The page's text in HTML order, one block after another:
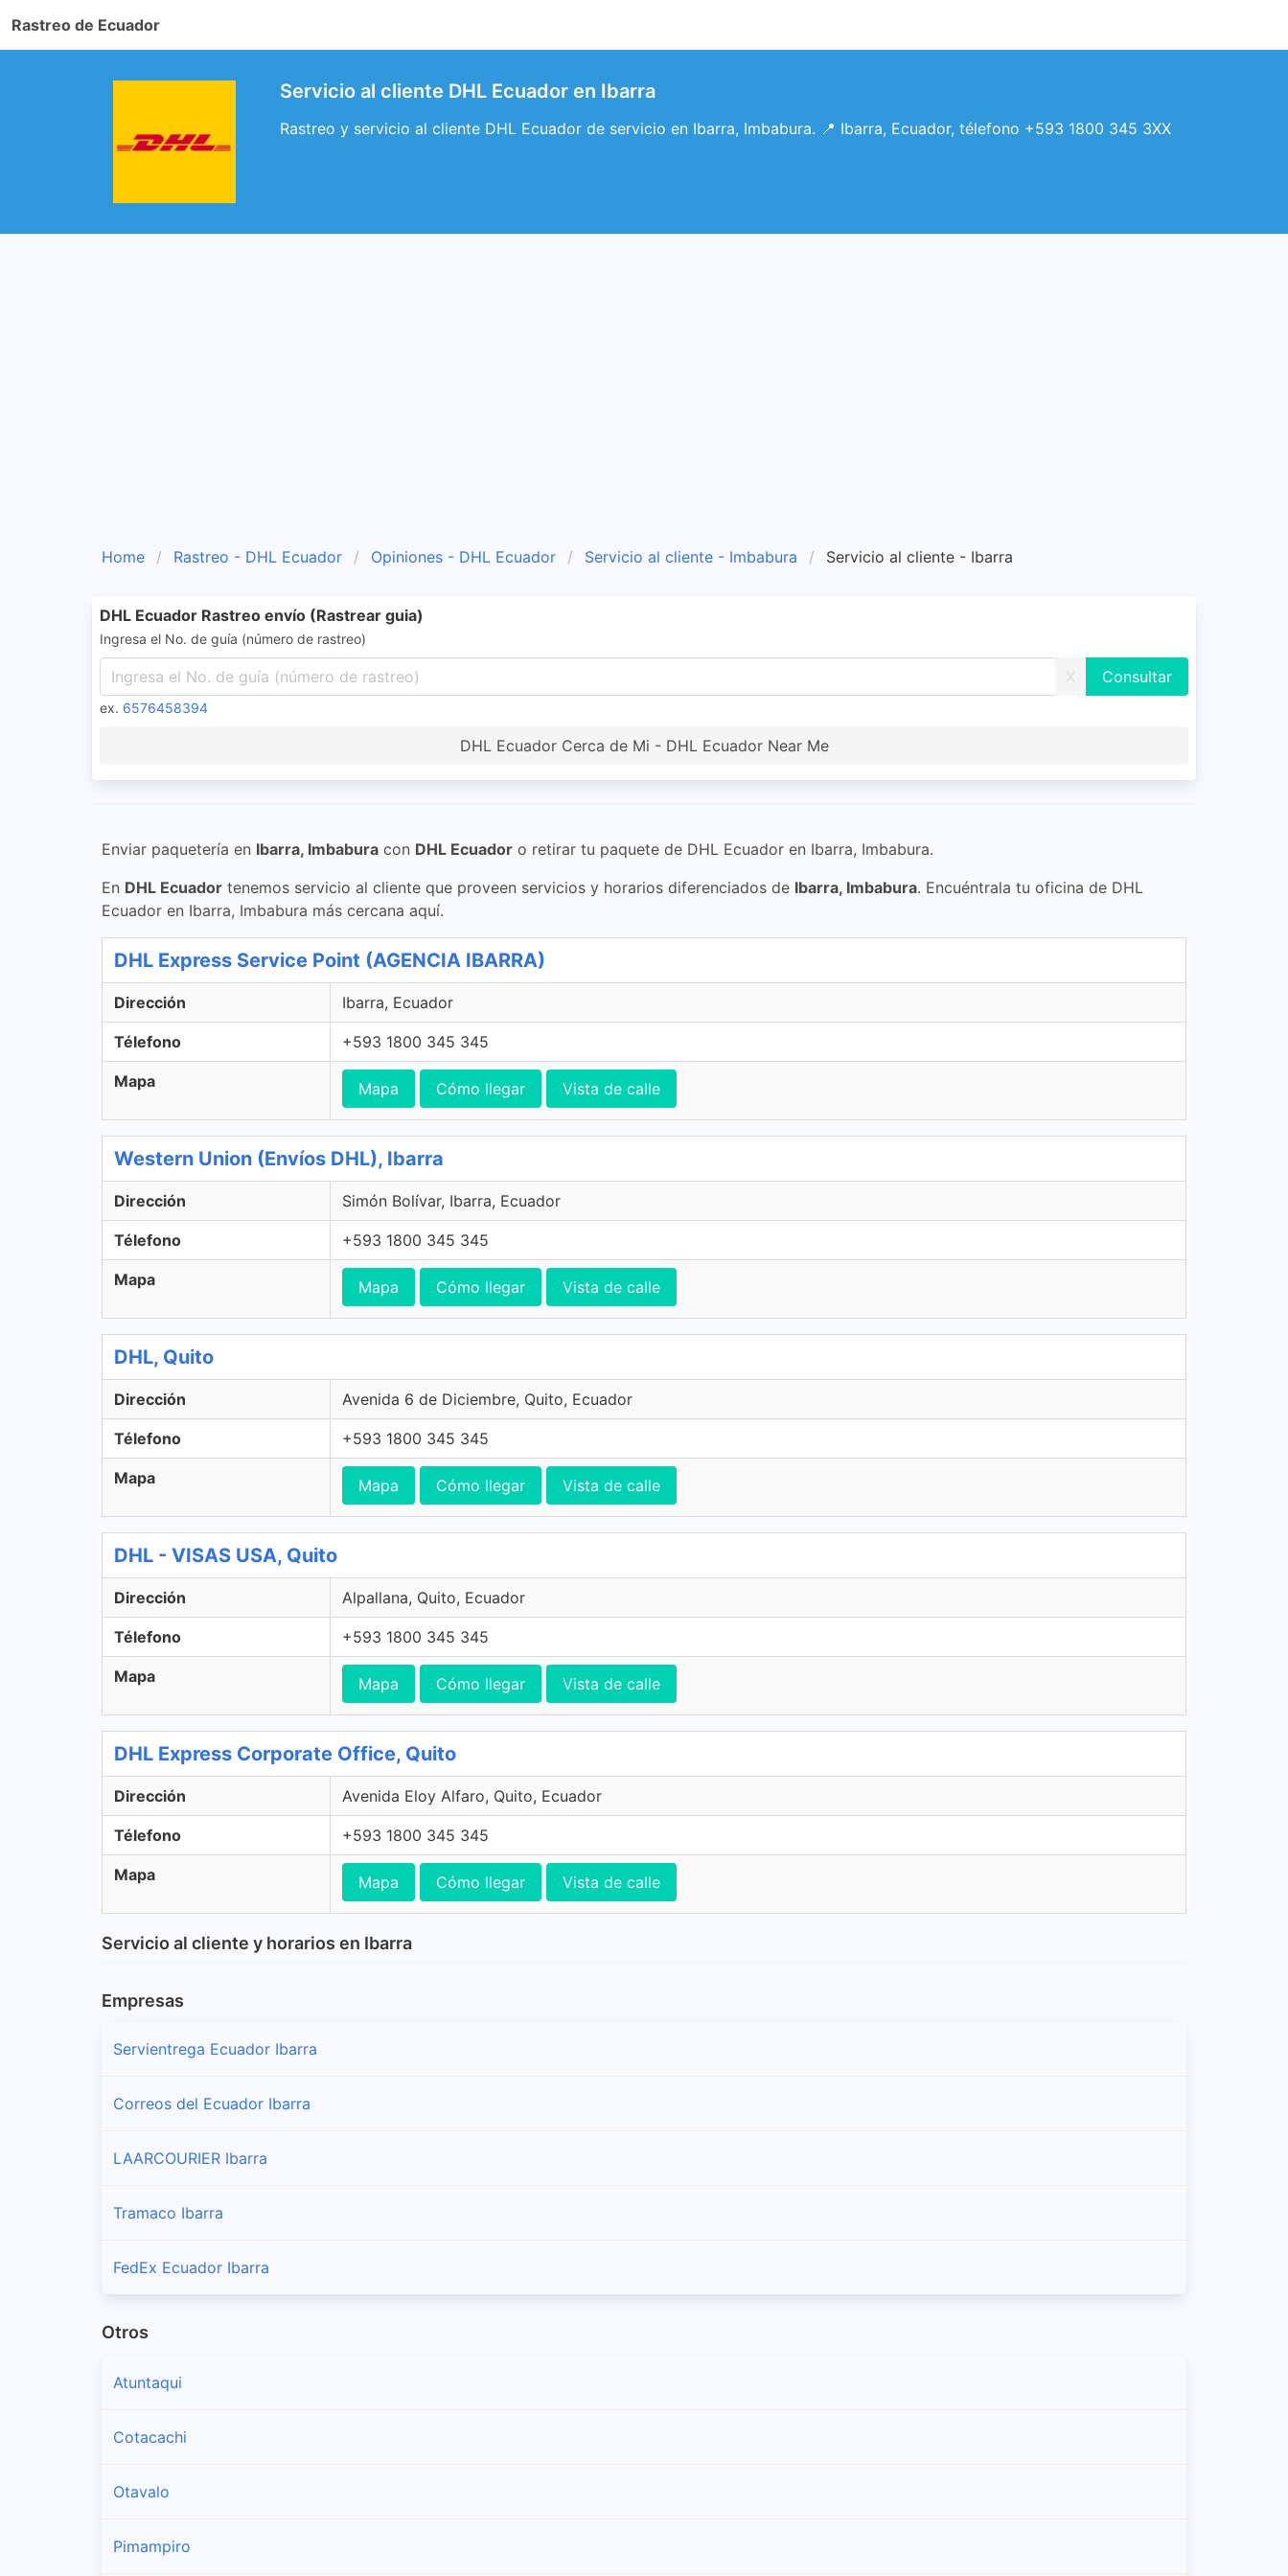
Rastreo de Ecuador
Servicio al cliente DHL Ecuador en Ibarra
Rastreo y servicio al cliente DHL Ecuador de servicio en Ibarra, Imbabura. 📍 Ibarra, Ecuador, télefono +593 1800 345 3XX
Home Rastreo - DHL Ecuador Opiniones - DHL Ecuador Servicio al cliente - Imbabura Servicio al cliente - Ibarra
DHL Ecuador Rastreo envío (Rastrear guia)
Ingresa el No. de guía (número de rastreo)
X
ex. 6576458394
DHL Ecuador Cerca de Mi - DHL Ecuador Near Me
Enviar paquetería en Ibarra, Imbabura con DHL Ecuador o retirar tu paquete de DHL Ecuador en Ibarra, Imbabura.
En DHL Ecuador tenemos servicio al cliente que proveen servicios y horarios diferenciados de Ibarra, Imbabura. Encuéntrala tu oficina de DHL
Ecuador en Ibarra, Imbabura más cercana aquí.
DHL Express Service Point (AGENCIA IBARRA)
Dirección Ibarra, Ecuador
Télefono +593 1800 345 345
Mapa Mapa Cómo llegar Vista de calle
Western Union (Envíos DHL), Ibarra
Dirección Simón Bolívar, Ibarra, Ecuador
Télefono +593 1800 345 345
Mapa Mapa Cómo llegar Vista de calle
DHL, Quito
Dirección Avenida 6 de Diciembre, Quito, Ecuador
Télefono +593 1800 345 345
Mapa Mapa Cómo llegar Vista de calle
DHL - VISAS USA, Quito
Dirección Alpallana, Quito, Ecuador
Télefono +593 1800 345 345
Mapa Mapa Cómo llegar Vista de calle
DHL Express Corporate Office, Quito
Dirección Avenida Eloy Alfaro, Quito, Ecuador
Télefono +593 1800 345 345
Mapa Mapa Cómo llegar Vista de calle
Servicio al cliente y horarios en Ibarra
Empresas
Servientrega Ecuador Ibarra
Correos del Ecuador Ibarra
LAARCOURIER Ibarra
Tramaco Ibarra
FedEx Ecuador Ibarra
Otros
Atuntaqui
Cotacachi
Otavalo
Pimampiro